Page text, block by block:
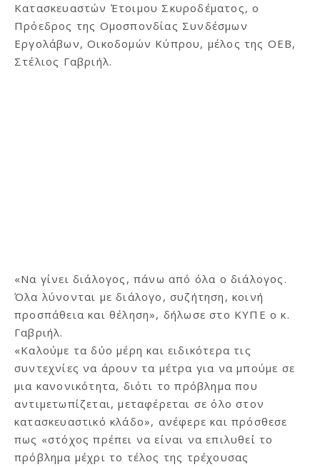
Κατασκευαστών Έτοιμου Σκυροδέματος, ο
Πρόεδρος της Ομοσπονδίας Συνδέσμων
Εργολάβων, Οικοδομών Κύπρου, μέλος της ΟΕΒ,
Στέλιος Γαβριήλ.
«Να γίνει διάλογος, πάνω από όλα ο διάλογος.
Όλα λύνονται με διάλογο, συζήτηση, κοινή
προσπάθεια και θέληση», δήλωσε στο ΚΥΠΕ ο κ.
Γαβριήλ.
«Καλούμε τα δύο μέρη και ειδικότερα τις
συντεχνίες να άρουν τα μέτρα για να μπούμε σε
μια κανονικότητα, διότι το πρόβλημα που
αντιμετωπίζεται, μεταφέρεται σε όλο στον
κατασκευαστικό κλάδο», ανέφερε και πρόσθεσε
πως «στόχος πρέπει να είναι να επιλυθεί το
πρόβλημα μέχρι το τέλος της τρέχουσας